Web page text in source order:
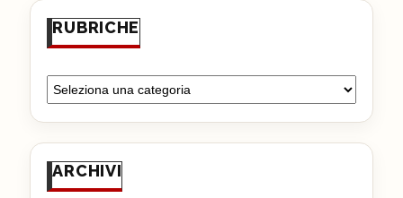
RUBRICHE
ARCHIVI